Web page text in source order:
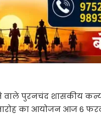
पुरनचंद शासकीय
का आयोजन आज 6